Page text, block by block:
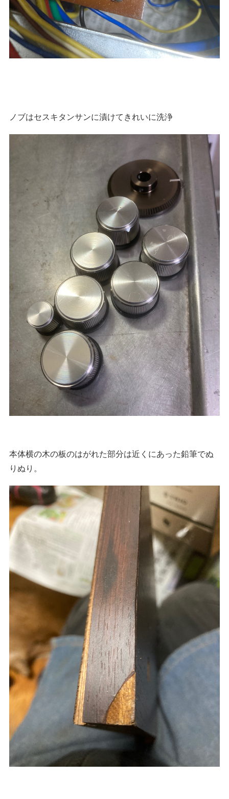
ノブはセスキタンサンに漬けてきれいに洗浄
本体横の木の板のはがれた部分は近くにあった鉛筆でぬ
りぬり。